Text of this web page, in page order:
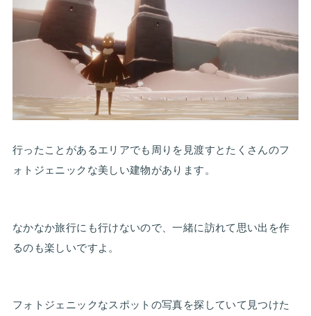
行ったことがあるエリアでも周りを見渡すとたくさんのフ
ォトジェニックな美しい建物があります。
なかなか旅行にも行けないので、一緒に訪れて思い出を作
るのも楽しいですよ。
フォトジェニックなスポットの写真を探していて見つけた